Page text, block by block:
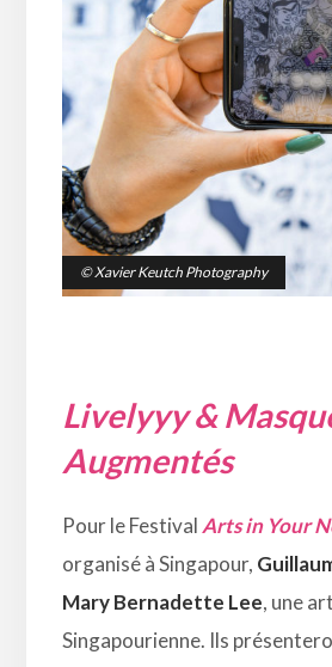
© Xavier Keutch Photography
Livelyyy &
Augmentés
Pour le FestivalArts in Your
organisé à Singapour,
Mary Bernadette Lee, une
Singapourienne. Ils